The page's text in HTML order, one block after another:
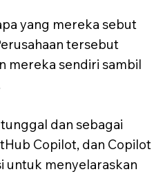
yang mereka sebut
tersebut
mereka sendiri sambil
dan sebagai
Copilot, dan Copilot
untuk menyelaraskan